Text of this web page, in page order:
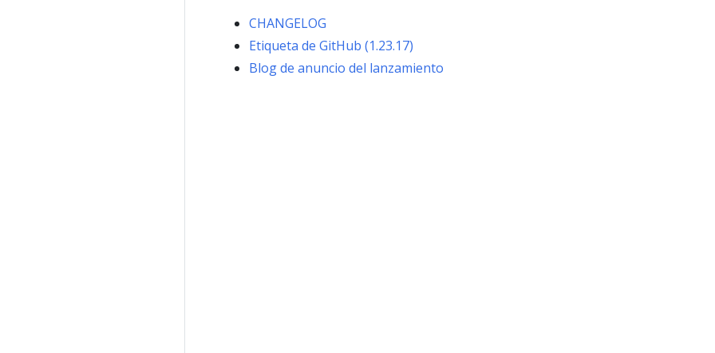
CHANGELOG
Etiqueta de GitHub (1.23.17)
Blog de anuncio del lanzamiento